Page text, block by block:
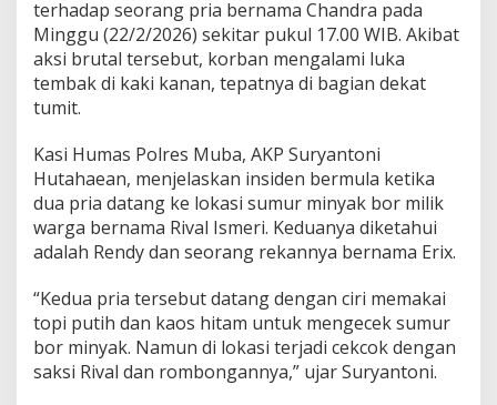
e
k
u
k
T
S
e
r
g
a
terhadap seorang pria bernama Chandra pada
Minggu (22/2/2026) sekitar pukul 17.00 WIB. Akibat
aksi brutal tersebut, korban mengalami luka
tembak di kaki kanan, tepatnya di bagian dekat
tumit.
Kasi Humas Polres Muba, AKP Suryantoni
Hutahaean, menjelaskan insiden bermula ketika
dua pria datang ke lokasi sumur minyak bor milik
warga bernama Rival Ismeri. Keduanya diketahui
adalah Rendy dan seorang rekannya bernama Erix.
“Kedua pria tersebut datang dengan ciri memakai
topi putih dan kaos hitam untuk mengecek sumur
bor minyak. Namun di lokasi terjadi cekcok dengan
saksi Rival dan rombongannya,” ujar Suryantoni.